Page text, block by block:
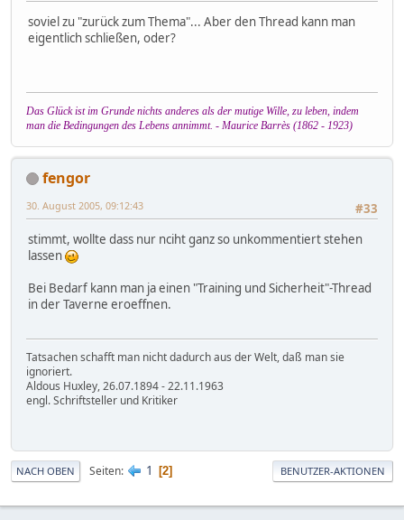
soviel zu "zurück zum Thema"... Aber den Thread kann man
eigentlich schließen, oder?
Das Glück ist im Grunde nichts anderes als der mutige Wille, zu leben, indem
man die Bedingungen des Lebens annimmt. - Maurice Barrès (1862 - 1923)
fengor
#33
30. August 2005, 09:12:43
stimmt, wollte dass nur nciht ganz so unkommentiert stehen
lassen
Bei Bedarf kann man ja einen "Training und Sicherheit"-Thread
in der Taverne eroeffnen.
Tatsachen schafft man nicht dadurch aus der Welt, daß man sie
ignoriert.
Aldous Huxley, 26.07.1894 - 22.11.1963
engl. Schriftsteller und Kritiker
NACH OBEN Seiten 1 2 BENUTZER-AKTIONEN